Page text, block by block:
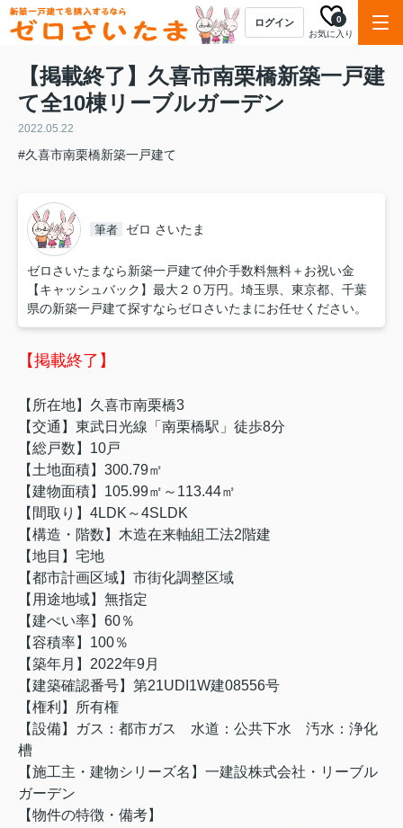
ログイン
お気に入り
0
【掲載終了】久喜市南栗橋新築一戸建
て全10棟リーブルガーデン
2022.05.22
#久喜市南栗橋新築一戸建て
筆者 ゼロ さいたま
ゼロさいたまなら新築一戸建て仲介手数料無料＋お祝い金
【キャッシュバック】最大２０万円。埼玉県、東京都、千葉
県の新築一戸建て探すならゼロさいたまにお任せください。
【掲載終了】
【所在地】久喜市南栗橋3
【交通】東武日光線「南栗橋駅」徒歩8分
【総戸数】10戸
【土地面積】300.79㎡
【建物面積】105.99㎡～113.44㎡
【間取り】4LDK～4SLDK
【構造・階数】木造在来軸組工法2階建
【地目】宅地
【都市計画区域】市街化調整区域
【用途地域】無指定
【建ぺい率】60％
【容積率】100％
【築年月】2022年9月
【建築確認番号】第21UDI1W建08556号
【権利】所有権
【設備】ガス：都市ガス 水道：公共下水 汚水：浄化
槽
【施工主・建物シリーズ名】一建設株式会社・リーブル
ガーデン
【物件の特徴・備考】